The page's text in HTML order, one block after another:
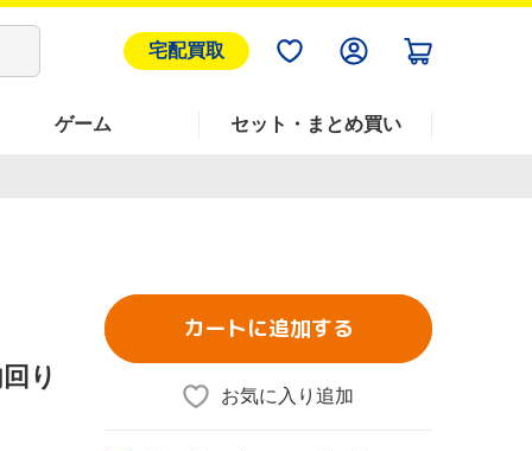
宅配買取
ゲーム セット・まとめ買い
り
カートに追加する
お気に入り追加